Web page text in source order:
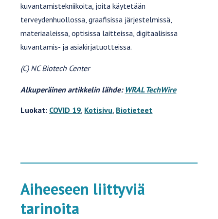
kuvantamistekniikoita, joita käytetään
terveydenhuollossa, graafisissa järjestelmissä,
materiaaleissa, optisissa laitteissa, digitaalisissa
kuvantamis- ja asiakirjatuotteissa.
(C) NC Biotech Center
Alkuperäinen artikkelin lähde: WRAL TechWire
Luokat: COVID 19 Kotisivu Biotieteet
Aiheeseen liittyviä
tarinoita